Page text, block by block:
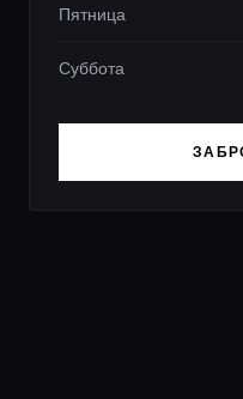
Пятница
Суббота